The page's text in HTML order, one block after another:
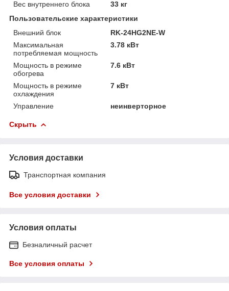
Вес внутреннего блока
33 кг
Пользовательские характеристики
Внешний блок
RK-24HG2NE-W
Максимальная
потребляемая мощность
3.78 кВт
Мощность в режиме
обогрева
7.6 кВт
Мощность в режиме
охлаждения
7 кВт
Управление неинверторное
Скрыть
Условия доставки
Транспортная компания
Все условия доставки
Условия оплаты
Безналичный расчет
Все условия оплаты